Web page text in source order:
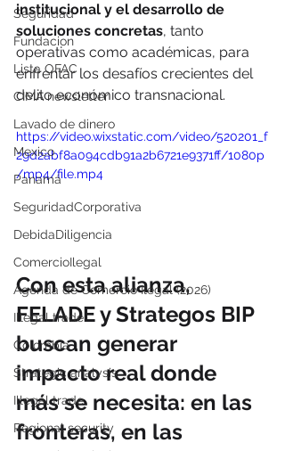
Seguridad
Fundacion
Lista OFAC
CIMA newsletter
Lavado de dinero
Mexico
Panamá
SeguridadCorporativa
DebidaDiligencia
ComercioIlegal
Agenda de Comercio Ilegal (2026)
Illegal trade
Colombia
Strategic analysis
Illegal trade
Regional security
institucional y el desarrollo de
soluciones concretas, tanto
operativas como académicas, para
enfrentar los desafíos crecientes del
delito económico transnacional.
https://video.wixstatic.com/video/520201_f
29d2abf8a094cdb91a2b6721e9371ff/1080p
/mp4/file.mp4
Con esta alianza,
FELADE y Strategos BIP
buscan generar
impacto real donde
más se necesita: en las
fronteras, en las